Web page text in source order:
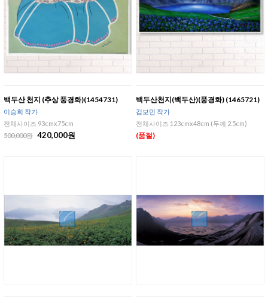
백두산 천지 (추상 풍경화)(1454731)
이승희 작가
전체사이즈 93cmx75cm
500,000원 420,000원
백두산천지(백두산)(풍경화) (1465721)
김보민 작가
전체사이즈 123cmx48cm (두께 2.5cm)
(품절)